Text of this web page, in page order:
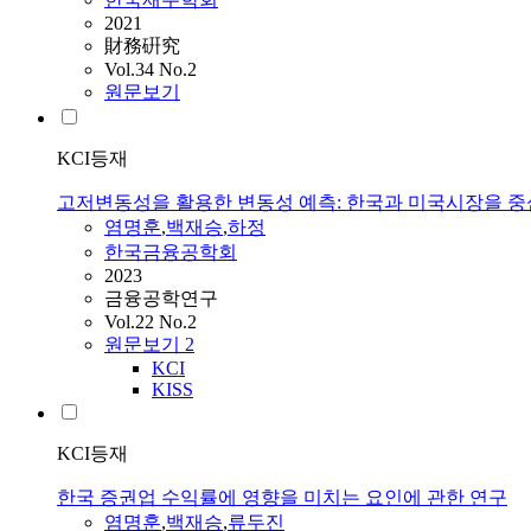
2021
財務硏究
Vol.34 No.2
원문보기
KCI등재
고저변동성을 활용한 변동성 예측: 한국과 미국시장을
염명훈,백재승,하정
한국금융공학회
2023
금융공학연구
Vol.22 No.2
원문보기 2
KCI
KISS
KCI등재
한국 증권업 수익률에 영향을 미치는 요인에 관한 연구
염명훈,백재승,류두진